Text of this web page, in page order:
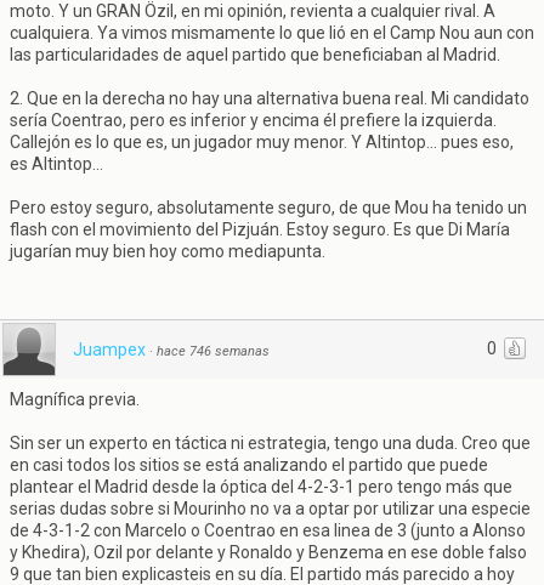
moto. Y un GRAN Özil, en mi opinión, revienta a cualquier rival. A
cualquiera. Ya vimos mismamente lo que lió en el Camp Nou aun con
las particularidades de aquel partido que beneficiaban al Madrid.
2. Que en la derecha no hay una alternativa buena real. Mi candidato
sería Coentrao, pero es inferior y encima él prefiere la izquierda.
Callejón es lo que es, un jugador muy menor. Y Altintop... pues eso,
es Altintop...
Pero estoy seguro, absolutamente seguro, de que Mou ha tenido un
flash con el movimiento del Pizjuán. Estoy seguro. Es que Di María
jugarían muy bien hoy como mediapunta.
0
Juampex · hace 746 semanas
Magnífica previa.
Sin ser un experto en táctica ni estrategia, tengo una duda. Creo que
en casi todos los sitios se está analizando el partido que puede
plantear el Madrid desde la óptica del 4-2-3-1 pero tengo más que
serias dudas sobre si Mourinho no va a optar por utilizar una especie
de 4-3-1-2 con Marcelo o Coentrao en esa linea de 3 (junto a Alonso
y Khedira), Ozil por delante y Ronaldo y Benzema en ese doble falso
9 que tan bien explicasteis en su día. El partido más parecido a hoy